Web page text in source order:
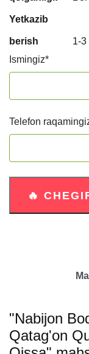
Yetkazib
berish
1-3
Ismingiz*
Telefon
"Nabijon
Qatag'on